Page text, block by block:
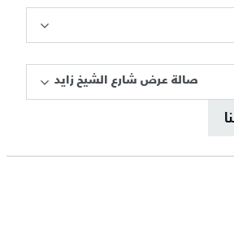
صالة عرض شارع الشيخ زايد